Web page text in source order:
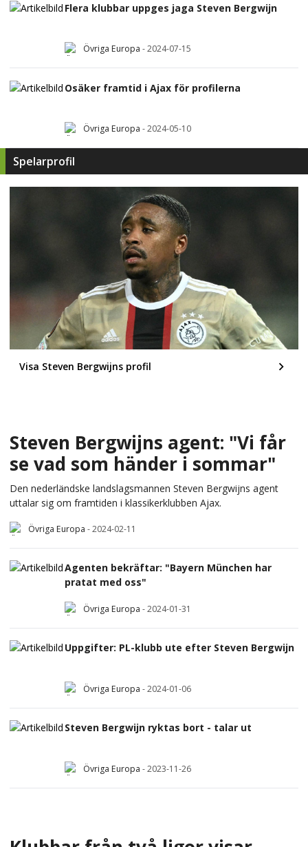
Flera klubbar uppges jaga Steven Bergwijn
Övriga Europa -2024-07-15
Osäker framtid i Ajax för profilerna
Övriga Europa -2024-05-10
Spelarprofil
Visa Steven Bergwijns profil
Steven Bergwijns agent: "Vi får
se vad som händer i sommar"
Den nederländske landslagsmannen Steven Bergwijns agent
uttalar sig om framtiden i klassikerklubben Ajax.
Övriga Europa -2024-02-11
Agenten bekräftar: "Bayern München har
pratat med oss"
Övriga Europa -2024-01-31
Uppgifter: PL-klubb ute efter Steven Bergwijn
Övriga Europa -2024-01-06
Steven Bergwijn ryktas bort - talar ut
Övriga Europa -2023-11-26